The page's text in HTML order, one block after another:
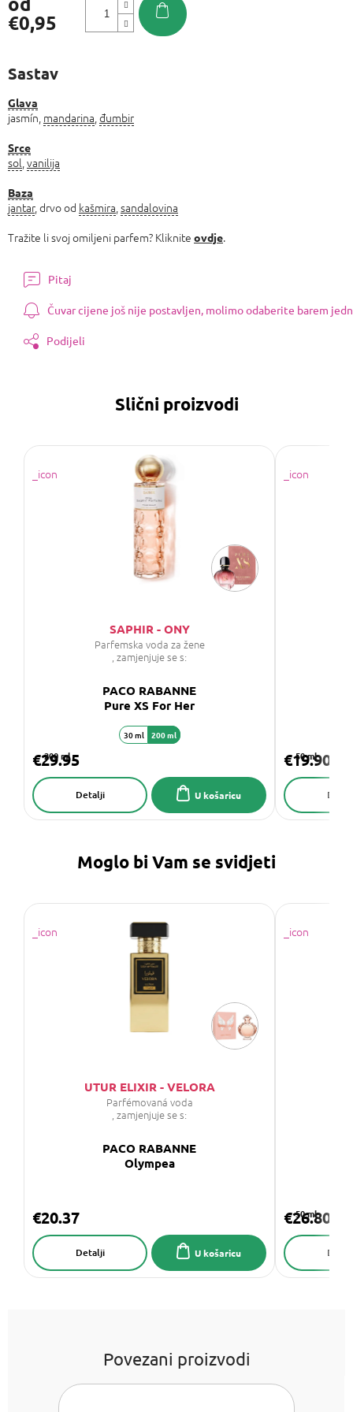
€0,95
Sastav
Glava
jasmín, mandarina đumbir
Srce
sol vanilija
Baza
jantar, drvo od kašmira sandalovina
Tražite li svoj omiljeni parfem? Kliknite ovdje.
Pitaj
Čuvar cijene još nije postavljen, molimo odaberite barem
Podijeli
Slični proizvodi
SAPHIR - ONY
Parfemska voda za žene
, zamjenjuje se s:
PACO RABANNE
Pure XS For Her
200 ml
€29.95
U košaricu
Detalji
30 ml 200 ml
50 ml
€19.90
Moglo bi Vam se svidjeti
UTUR ELIXIR - VELORA
Parfémovaná voda
, zamjenjuje se s:
PACO RABANNE
Olympea
€20.37
U košaricu
Detalji
50 ml
€26.80
Povezani proizvodi